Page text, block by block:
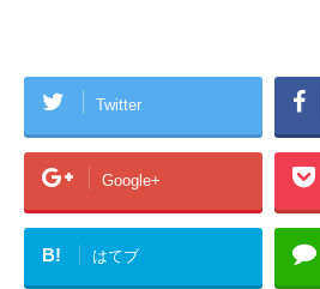
Twitter
Google+
B! はてブ